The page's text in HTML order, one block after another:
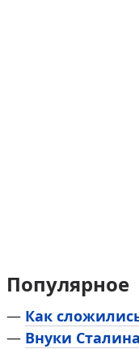
Популярное
— Как
— Внуки